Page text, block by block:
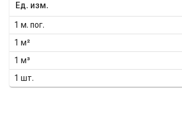
Ед. изм.
1 м. пог.
1 м²
1 м³
1 шт.